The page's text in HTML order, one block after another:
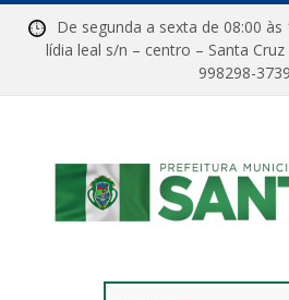
De segunda a sexta de
lídia leal s/n – centro – Santa
998298-3739